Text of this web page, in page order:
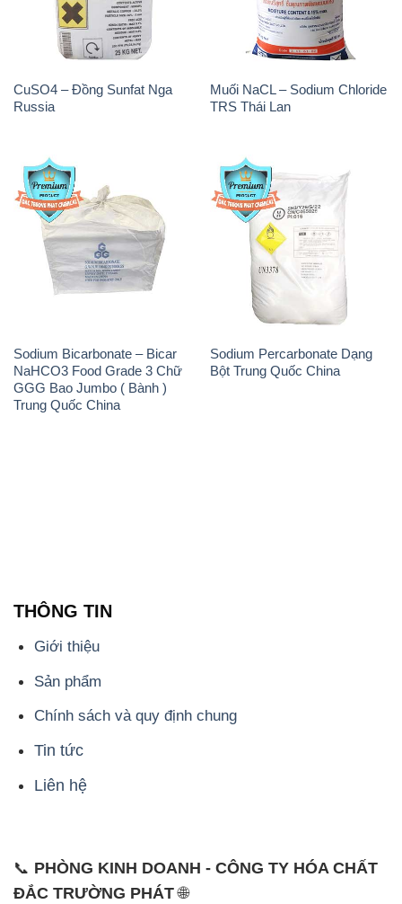
CuSO4 – Đồng Sunfat Nga
Russia
Muối NaCL – Sodium Chloride
TRS Thái Lan
Sodium Bicarbonate – Bicar
NaHCO3 Food Grade 3 Chữ
GGG Bao Jumbo ( Bành )
Trung Quốc China
Sodium Percarbonate Dạng
Bột Trung Quốc China
THÔNG TIN
Giới thiệu
Sản phẩm
Chính sách và quy định chung
Tin tức
Liên hệ
📞 PHÒNG KINH DOANH - CÔNG TY HÓA CHẤT
ĐẮC TRƯỜNG PHÁT🌐